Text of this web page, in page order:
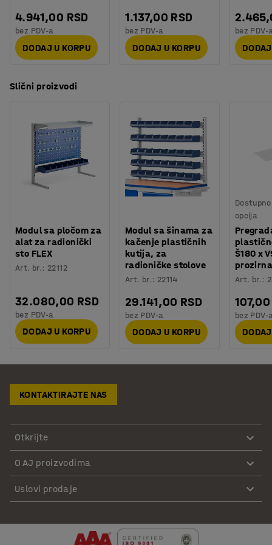
4.941,00 RSD
bez PDV-a
DODAJ U KORPU
1.137,00 RSD
bez PDV-a
DODAJ U KORPU
bez PDV-
Slični proizvodi
Modul sa pločom za
alat za radionički
sto FLEX
Art. br.: 22112
32.080,00 RSD
bez PDV-a
DODAJ U KORPU
Modul sa šinama za
kačenje plastičnih
kutija, za
radioničke stolove
Art. br.: 22114
29.141,00 RSD
bez PDV-a
DODAJ U KORPU
opcija
Š180 x
prozirna
Art. br.:
107,00
bez PDV-
KONTAKTIRAJTE NAS
Otkrijte
O AJ proizvodima
Uslovi prodaje